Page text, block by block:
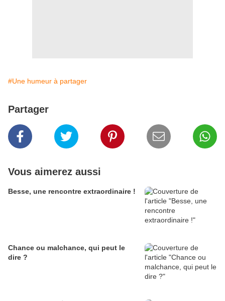
#Une humeur à partager
Partager
Vous aimerez aussi
Besse, une rencontre extraordinaire !
Chance ou malchance, qui peut le
dire ?